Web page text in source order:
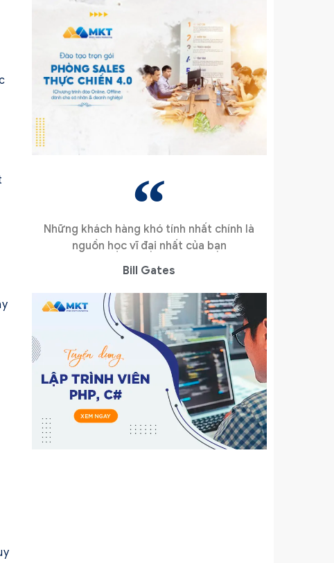
Những khách hàng khó tính nhất chính là
nguồn học vĩ đại nhất của bạn
Bill Gates